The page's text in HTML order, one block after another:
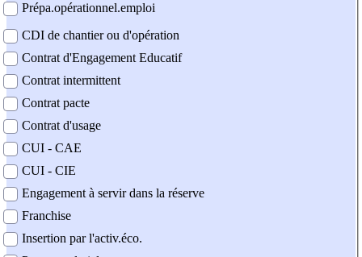
Prépa.opérationnel.emploi
CDI de chantier ou d'opération
Contrat d'Engagement Educatif
Contrat intermittent
Contrat pacte
Contrat d'usage
CUI - CAE
CUI - CIE
Engagement à servir dans la réserve
Franchise
Insertion par l'activ.éco.